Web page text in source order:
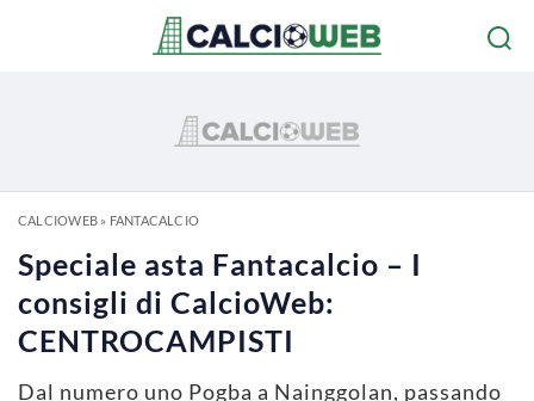
CALCIOWEB» FANTACALCIO
Speciale asta Fantacalcio – I
consigli di CalcioWeb:
CENTROCAMPISTI
Dal numero uno Pogba a Nainggolan, passando